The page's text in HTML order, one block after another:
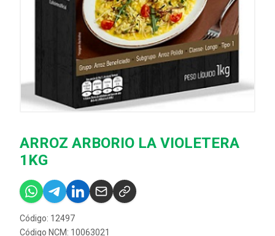
ARROZ ARBORIO LA VIOLETERA
1KG
Código: 12497
Código NCM: 10063021